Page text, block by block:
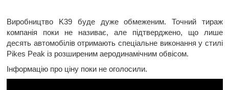
Виробництво K39 буде дуже обмеженим. Точний тираж
компанія поки не називає, але підтверджено, що лише
десять автомобілів отримають спеціальне виконання у стилі
Pikes Peak із розширеним аеродинамічним обвісом.
Інформацію про ціну поки не оголосили.